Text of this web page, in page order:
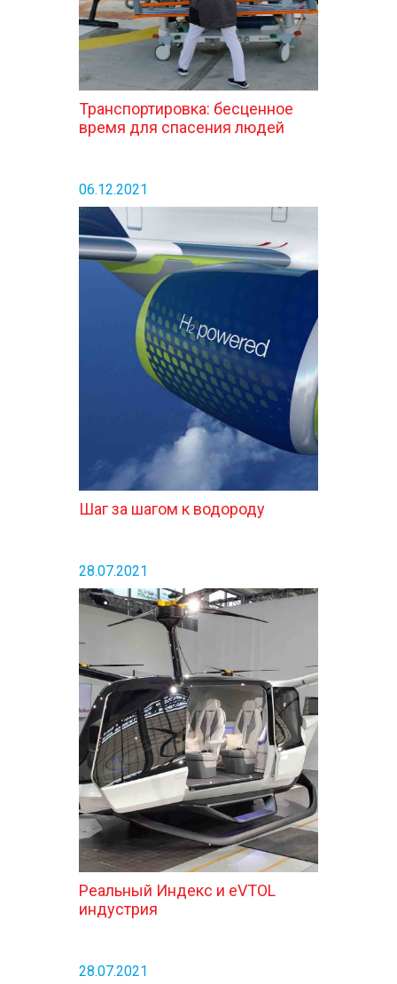
Транспортировка: бесценное
время для спасения людей
06.12.2021
Шаг за шагом к водороду
28.07.2021
Реальный Индекс и eVTOL
индустрия
28.07.2021